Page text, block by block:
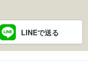
LINEで送る